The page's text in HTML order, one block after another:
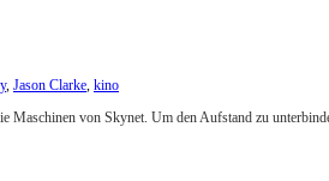
, Jason Clarke, kino
von Skynet. Um den Aufstand zu